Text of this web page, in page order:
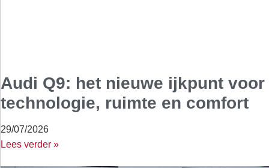
Audi Q9: het nieuwe ijkpunt voor
technologie, ruimte en comfort
29/07/2026
Lees verder »